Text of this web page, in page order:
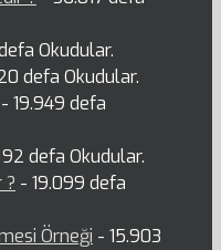
Okudular.
defa Okudular.
- 19.949 defa
defa Okudular.
? - 19.099 defa
Örneği - 15.903